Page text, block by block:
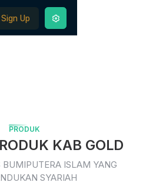
Sign Up
PRODUK
KAB GOLD
BUMIPUTERA ISLAM YANG
SYARIAH